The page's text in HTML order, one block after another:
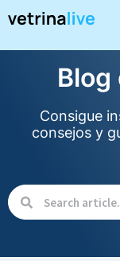
Blog
Consigue
consejos y